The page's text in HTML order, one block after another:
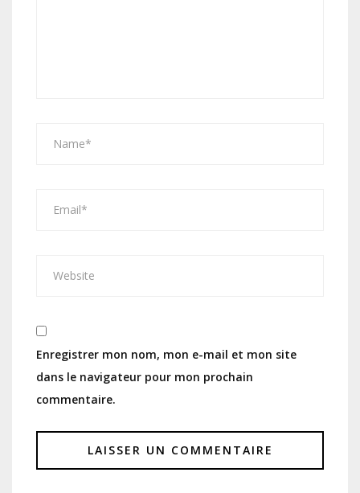
Enregistrer mon nom, mon e-mail et mon site
dans le navigateur pour mon prochain
commentaire.